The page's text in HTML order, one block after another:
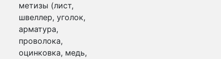
метизы (лист,
швеллер, уголок,
арматура,
проволока,
оцинковка, медь,